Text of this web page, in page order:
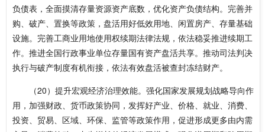
负债表，全面摸清存量资源资产底数，优化资产负债结构。完善并
购、破产、置换等政策，盘活用好低效用地、闲置房产、存量基础
设施。完善工商业用地使用权续期法律法规，依法稳妥推进续期工
作。推进全国行政事业单位存量国有资产盘活共享。推动司法判决
执行与破产制度有机衔接，依法有效盘活被查封冻结财产。
（20）提升宏观经济治理效能。强化国家发展规划战略导向作
用，加强财政、货币政策协同，发挥好产业、价格、就业、消费、
投资、贸易、区域、环保、监管等政策作用，促进形成更多由内需